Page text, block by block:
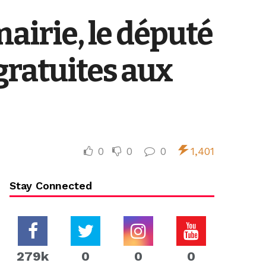
le député
aux
0 0 0 1,401
Stay Connected
279k 0 0 0